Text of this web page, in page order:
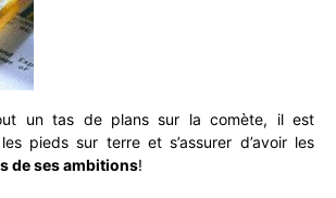
un tas de plans sur la comète, il est
pieds sur terre et s’assurer d’avoir les
de ses ambitions!